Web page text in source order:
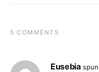
5 COMMENTS
Eusebia